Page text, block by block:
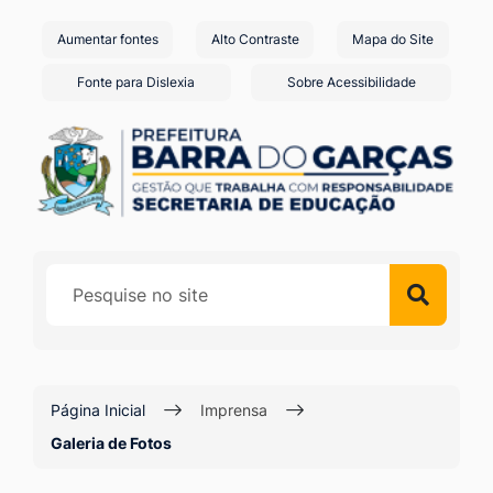
de
atalhos
e
links
de
para
[alt+1]
Ir
para
busca
Aumentar fontes Alto Contraste Mapa do Site
Fonte para Dislexia Sobre Acessibilidade
Página Inicial
Imprensa
Galeria de Fotos